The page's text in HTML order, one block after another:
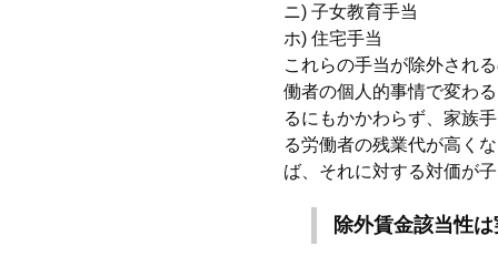
ニ) 子女教育手当
ホ) 住宅手当
これらの手当が除外され
働者の個人的事情で変わ
るにもかかわらず、家族
る労働者の残業代が高く
ば、それに対する対価が
除外賃金該当性